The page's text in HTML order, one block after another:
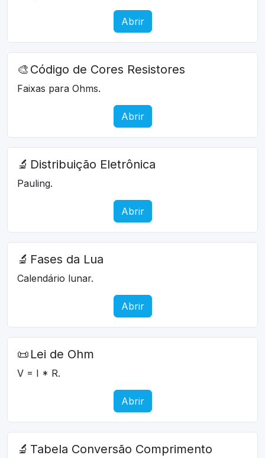
Abrir
🎨 Código de Cores Resistores
Faixas para Ohms.
Abrir
🔬 Distribuição Eletrônica
Pauling.
Abrir
🔬 Fases da Lua
Calendário lunar.
Abrir
📜 Lei de Ohm
V = I * R.
Abrir
🔬 Tabela Conversão Comprimento